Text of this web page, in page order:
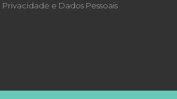
e Dados Pessoais